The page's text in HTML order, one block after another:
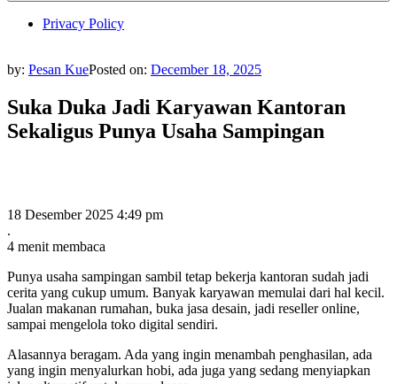
Privacy Policy
by: Pesan KuePosted on: December 18, 2025
Suka Duka Jadi Karyawan Kantoran
Sekaligus Punya Usaha Sampingan
18 Desember 2025 4:49 pm
.
4 menit membaca
Punya usaha sampingan sambil tetap bekerja kantoran sudah jadi
cerita yang cukup umum. Banyak karyawan memulai dari hal kecil.
Jualan makanan rumahan, buka jasa desain, jadi reseller online,
sampai mengelola toko digital sendiri.
Alasannya beragam. Ada yang ingin menambah penghasilan, ada
yang ingin menyalurkan hobi, ada juga yang sedang menyiapkan